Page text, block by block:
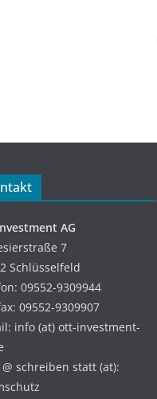
AG
7
Schlüsselfeld
09552-9309944
09552-9309907
info (at) ott-investment-
schreiben statt (at):